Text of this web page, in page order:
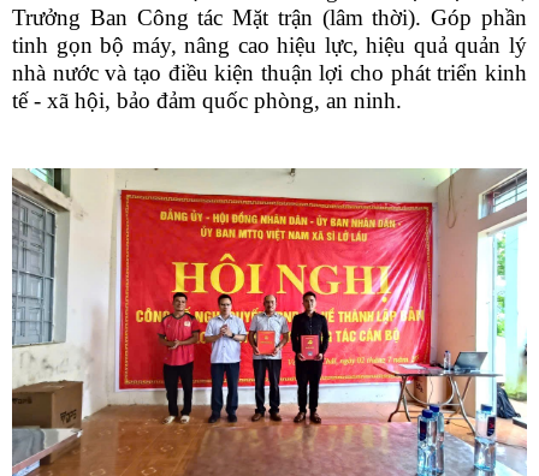
Trưởng Ban Công tác Mặt trận (lâm thời). Góp phần
tinh gọn bộ máy, nâng cao hiệu lực, hiệu quả quản lý
nhà nước và tạo điều kiện thuận lợi cho phát triển kinh
tế - xã hội, bảo đảm quốc phòng, an ninh.